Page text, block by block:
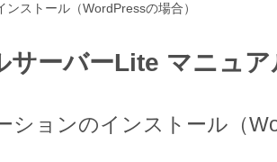
ンストール（WordPressの場合）
サーバーLite マニュア
ションのインストール（